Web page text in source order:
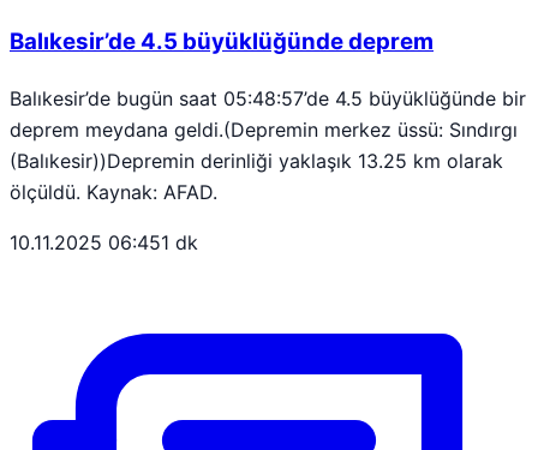
Balıkesir’de 4.5 büyüklüğünde deprem
Balıkesir’de bugün saat 05:48:57’de 4.5 büyüklüğünde bir
deprem meydana geldi.(Depremin merkez üssü: Sındırgı
(Balıkesir))Depremin derinliği yaklaşık 13.25 km olarak
ölçüldü. Kaynak: AFAD.
10.11.2025 06:451 dk